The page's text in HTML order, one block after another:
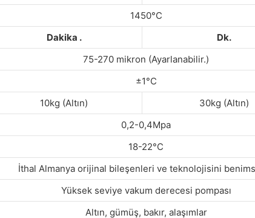
1450°C
Dakika .
Dk.
75-270 mikron (Ayarlanabilir.)
±1°C
10kg (Altın)
30kg (Altın)
0,2-0,4Mpa
18-22°C
İthal Almanya orijinal bileşenleri ve teknolojisini
Yüksek seviye vakum derecesi pompası
Altın, gümüş, bakır, alaşımlar